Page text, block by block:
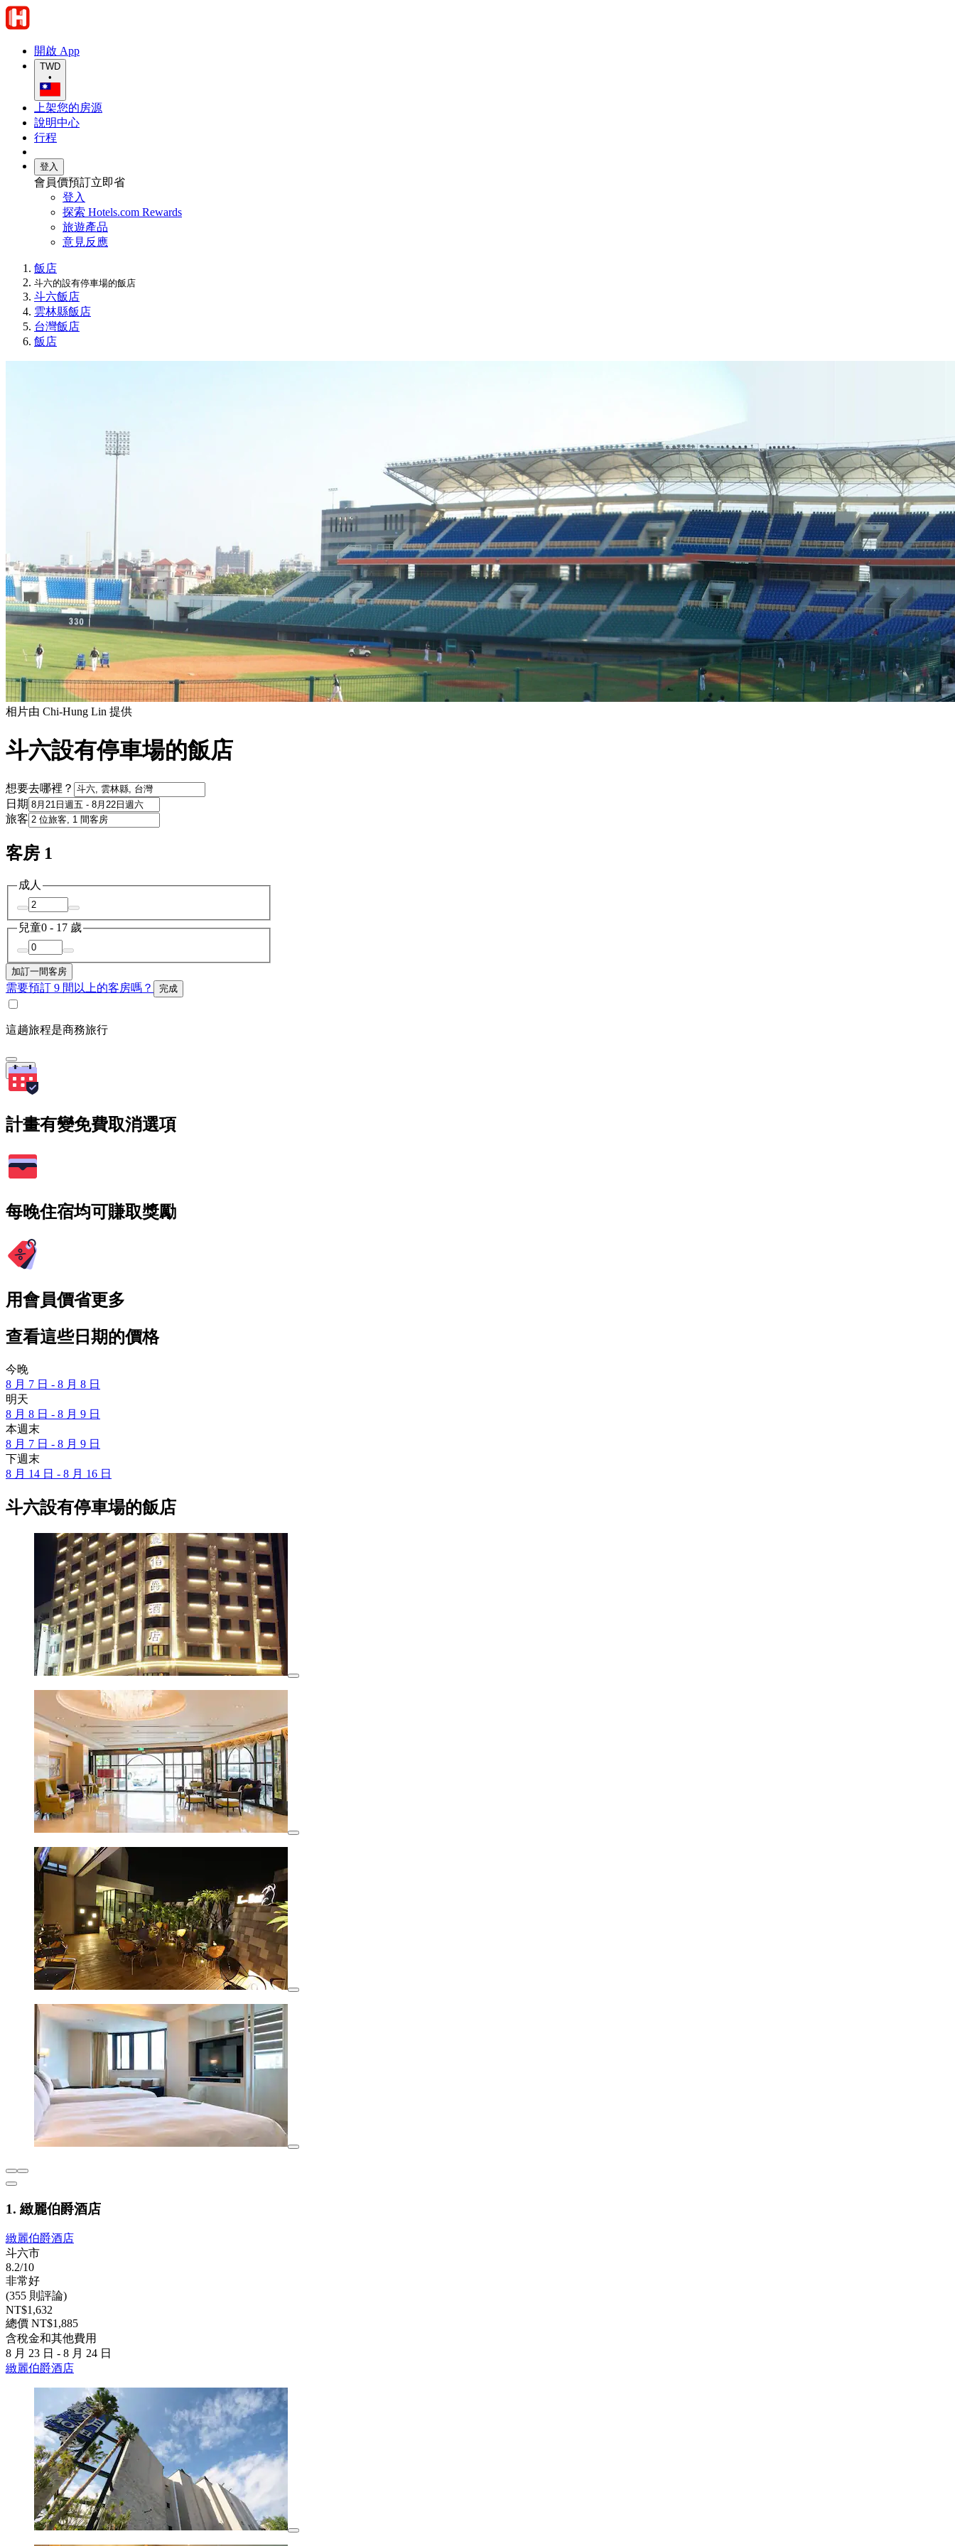
開啟 App
TWD
•
上架您的房源
說明中心
行程
登入
會員價預訂立即省
登入
探索 Hotels.com Rewards
旅遊產品
意見反應
飯店
斗六的設有停車場的飯店
斗六飯店
雲林縣飯店
台灣飯店
飯店
相片由 Chi-Hung Lin 提供
斗六設有停車場的飯店
想要去哪裡？
日期
旅客
客房 1
成人
兒童0 - 17 歲
加訂一間客房
需要預訂 9 間以上的客房嗎？ 完成
這趟旅程是商務旅行
搜尋
計畫有變免費取消選項
每晚住宿均可賺取獎勵
用會員價省更多
查看這些日期的價格
今晚
8 月 7 日 - 8 月 8 日
明天
8 月 8 日 - 8 月 9 日
本週末
8 月 7 日 - 8 月 9 日
下週末
8 月 14 日 - 8 月 16 日
斗六設有停車場的飯店
1. 緻麗伯爵酒店
緻麗伯爵酒店
斗六市
8.2/10
非常好
(355 則評論)
NT$1,632
總價 NT$1,885
含稅金和其他費用
8 月 23 日 - 8 月 24 日
緻麗伯爵酒店